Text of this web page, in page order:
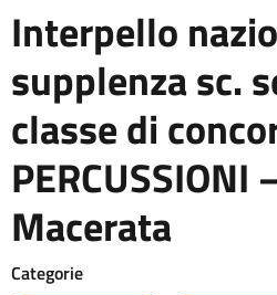
Interpello
supplenza sc.
classe di
PERCUSSIONI
Macerata
Categorie